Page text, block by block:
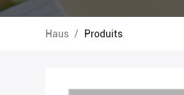
Haus / Produits